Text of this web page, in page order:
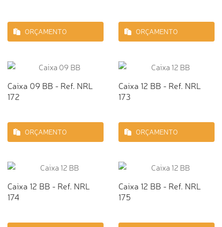
ORÇAMENTO ORÇAMENTO
Caixa 09 BB - Ref. NRL
172
ORÇAMENTO
Caixa 12 BB - Ref. NRL
173
ORÇAMENTO
Caixa 12 BB - Ref. NRL
174
Caixa 12 BB - Ref. NRL
175